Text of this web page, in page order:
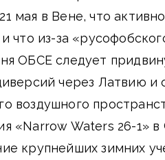
мая в Вене, что
что из-за
ОБСЕ следует
через Латвию и
воздушного
«Narrow Waters 26-1»
крупнейших зимних